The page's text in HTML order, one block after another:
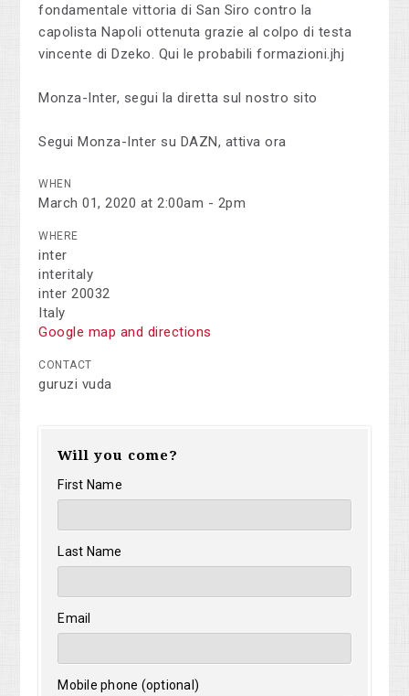
fondamentale vittoria di San Siro contro la
capolista Napoli ottenuta grazie al colpo di testa
vincente di Dzeko. Qui le probabili formazioni.jhj
Monza-Inter, segui la diretta sul nostro sito
Segui Monza-Inter su DAZN, attiva ora
WHEN
March 01, 2020 at 2:00am - 2pm
WHERE
inter
interitaly
inter 20032
Italy
Google map and directions
CONTACT
guruzi vuda
Will you come?
First Name
Last Name
Email
Mobile phone (optional)